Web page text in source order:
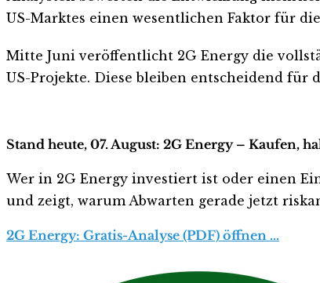
US-Marktes einen wesentlichen Faktor für
Mitte Juni veröffentlicht 2G Energy die
US-Projekte. Diese bleiben entscheidend für
Stand heute, 07. August: 2G Energy – Kaufen,
Wer in 2G Energy investiert ist oder einen
und zeigt, warum Abwarten gerade jetzt
2G Energy: Gratis-Analyse (PDF) öffnen …